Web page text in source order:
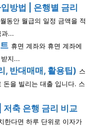
방법 | 은행별 금리
동안 월급의 일정 금액을 적
과...
휴면 계좌와 휴면 계좌에
지...
, 반대매매, 활용팁) 스
돈을 빌리는 대출 입니다. 스
축 은행 금리 비교
한다면 하루 단위로 이자가